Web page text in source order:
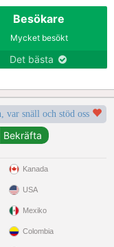
Besökare
Mycket besökt
Det bästa
var snäll och stöd oss
Kanada
USA
Mexiko
Colombia